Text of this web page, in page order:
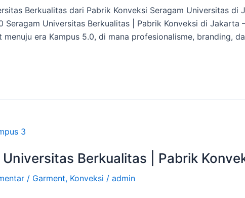
Berkualitas dari Pabrik Konveksi Seragam Universitas
Seragam Universitas Berkualitas | Pabrik Konveksi di
menuju era Kampus 5.0, di mana profesionalisme, branding,
Berkualitas | Pabrik
/ Garment, Konveksi / admin